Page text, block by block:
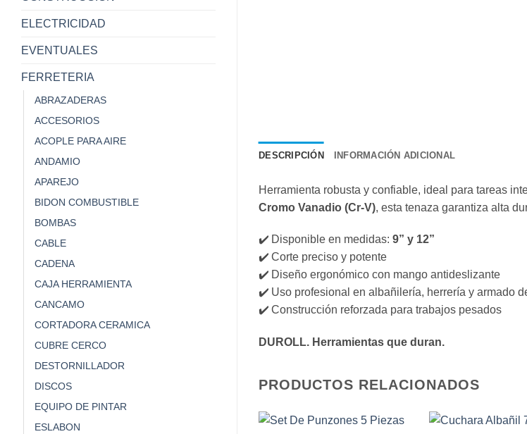
ELECTRICIDAD
EVENTUALES
FERRETERIA
ABRAZADERAS
ACCESORIOS
ACOPLE PARA AIRE
ANDAMIO
APAREJO
BIDON COMBUSTIBLE
BOMBAS
CABLE
CADENA
CAJA HERRAMIENTA
CANCAMO
CORTADORA CERAMICA
CUBRE CERCO
DESTORNILLADOR
DISCOS
EQUIPO DE PINTAR
ESLABON
DESCRIPCIÓN INFORMACIÓN ADICIONAL
Herramienta robusta y confiable, ideal para tareas
Cromo Vanadio (Cr-V), esta tenaza garantiza alta
✔️ Disponible en medidas: 9” y 12”
✔️ Corte preciso y potente
✔️ Diseño ergonómico con mango antideslizante
✔️ Uso profesional en albañilería, herrería y armado
✔️ Construcción reforzada para trabajos pesados
DUROLL. Herramientas que duran.
PRODUCTOS RELACIONADOS